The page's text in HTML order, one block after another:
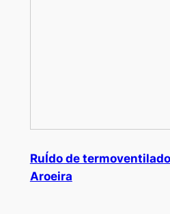
RuÍdo de
Aroeira